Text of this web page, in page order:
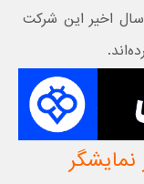
سال اخیر این شرکت